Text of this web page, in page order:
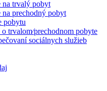
na trvalý pobyt
na prechodný pobyt
pobytu
trvalom⁄prechodnom pobyte
sociálnych služieb